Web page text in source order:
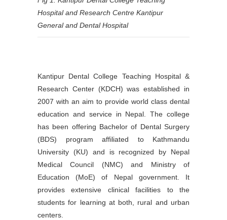
Hospital and Research Centre Kantipur
General and Dental Hospital
Kantipur Dental College Teaching Hospital &
Research Center (KDCH) was established in
2007 with an aim to provide world class dental
education and service in Nepal. The college
has been offering Bachelor of Dental Surgery
(BDS) program affiliated to Kathmandu
University (KU) and is recognized by Nepal
Medical Council (NMC) and Ministry of
Education (MoE) of Nepal government. It
provides extensive clinical facilities to the
students for learning at both, rural and urban
centers.